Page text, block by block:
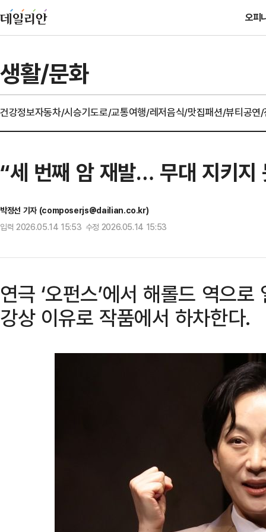
오피
생활/문화
건강정보자동차/시승기도로/교통여행/레저음식/맛집패션/뷰티공연
“세 번째 암 재발… 무대 지키지
박정선 기자 (composerjs@dailian.co.kr)
입력 2026.05.14 15:53 수정 2026.05.14 15:53
연극 ‘오펀스’에서 해롤드 역으
강상 이유로 작품에서 하차한다.